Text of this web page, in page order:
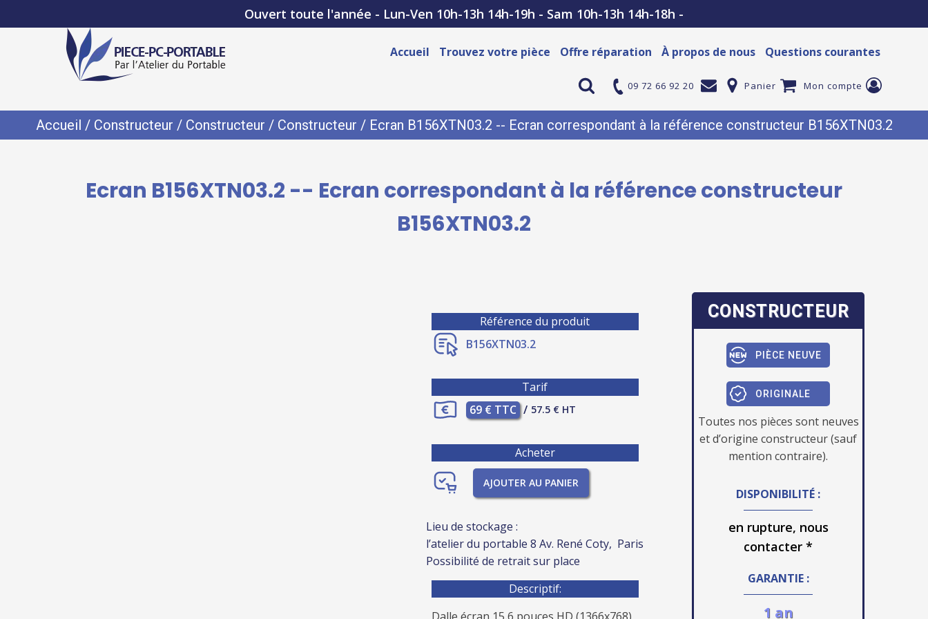
Ouvert toute l'année - Lun-Ven 10h-13h 14h-19h - Sam 10h-13h 14h-18h -
Accueil Trouvez votre pièce Offre réparation À propos de nous Questions courantes
09 72 66 92 20 Panier Mon compte
Accueil / Constructeur / Constructeur / Constructeur / Ecran B156XTN03.2 -- Ecran correspondant à la référence constructeur B156XTN03.2
Ecran B156XTN03.2 -- Ecran correspondant à la référence constructeur
B156XTN03.2
Référence du produit
B156XTN03.2
Tarif
69 € TTC / 57.5 € HT
Acheter
AJOUTER AU PANIER
Lieu de stockage :
l’atelier du portable 8 Av. René Coty, Paris
Possibilité de retrait sur place
Descriptif:
CONSTRUCTEUR
PIÈCE NEUVE
ORIGINALE
Toutes nos pièces sont neuves
et d’origine constructeur (sauf
mention contraire).
DISPONIBILITÉ :
en rupture, nous
contacter *
GARANTIE :
1 an